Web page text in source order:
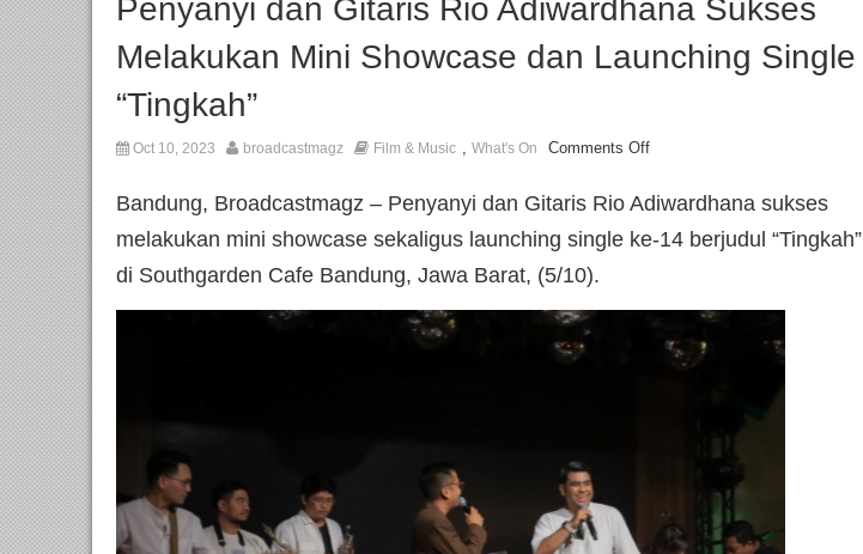
Penyanyi dan Gitaris Rio Adiwardhana Sukses
Melakukan Mini Showcase dan Launching Single
“Tingkah”
Oct 10, 2023 broadcastmagz Film & Music , What's On Comments Off
Bandung, Broadcastmagz – Penyanyi dan Gitaris Rio Adiwardhana sukses
melakukan mini showcase sekaligus launching single ke-14 berjudul “Tingkah”
di Southgarden Cafe Bandung, Jawa Barat, (5/10).